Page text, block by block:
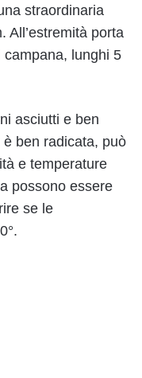
straordinaria
All’estremità porta
lunghi 5
asciutti e ben
ben radicata, può
e temperature
possono essere
se le